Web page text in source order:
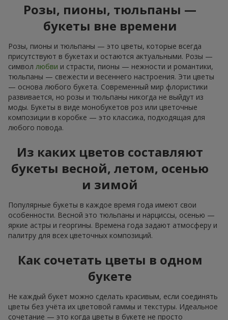
Розы, пионы, тюльпаны —
букеты вне времени
Розы, пионы и тюльпаны — это цветы, которые всегда
присутствуют в букетах и остаются актуальными. Розы —
символ любви и страсти, пионы — нежности и романтики,
тюльпаны — свежести и весеннего настроения. Эти цветы
— основа любого букета. Современный мир флористики
развивается, но розы и тюльпаны никогда не выйдут из
моды. Букеты в виде монобукетов роз или цветочные
композиции в коробке — это классика, подходящая для
любого повода.
Из каких цветов составляют
букеты весной, летом, осенью
и зимой
Популярные букеты в каждое время года имеют свои
особенности. Весной это тюльпаны и нарциссы, осенью —
яркие астры и георгины. Времена года задают атмосферу и
палитру для всех цветочных композиций.
Как сочетать цветы в одном
букете
Не каждый букет можно сделать красивым, если соединять
цветы без учёта их цветовой гаммы и текстуры. Идеальное
сочетание — это когда цветы в букете не просто